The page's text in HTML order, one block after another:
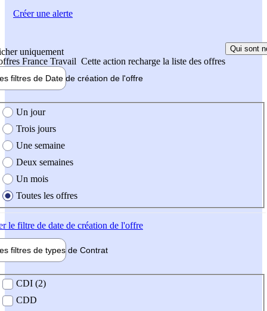
uniquement
France Travail Cette action recharge la liste des offres
Qui sont
filtres de Date de création de l'offre
création de l'offre
Un jour
Trois jours
Une semaine
Deux semaines
Un mois
Toutes les offres
le filtre de date de création de l'offre
filtres de types de Contrat
contrat
CDI (2)
CDD
Créer une alerte